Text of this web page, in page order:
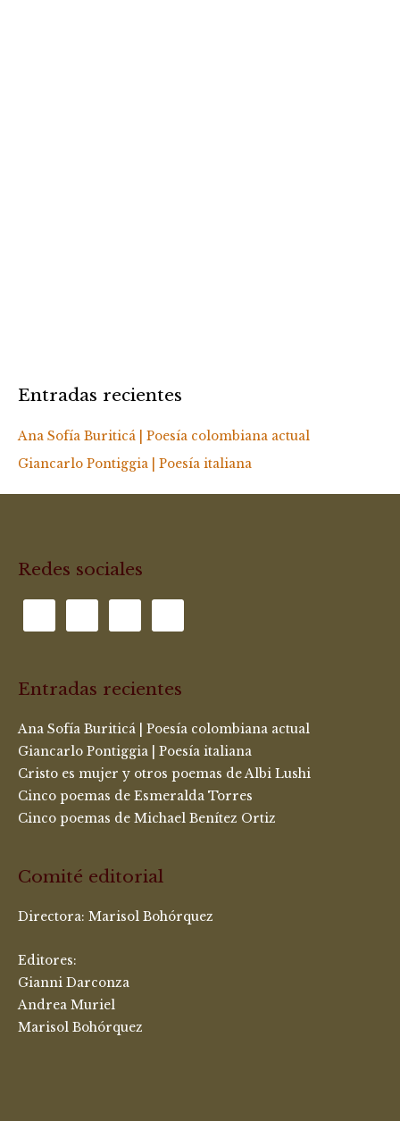
Entradas recientes
Ana Sofía Buriticá | Poesía colombiana actual
Giancarlo Pontiggia | Poesía italiana
Redes sociales
Entradas recientes
Ana Sofía Buriticá | Poesía colombiana actual
Giancarlo Pontiggia | Poesía italiana
Cristo es mujer y otros poemas de Albi Lushi
Cinco poemas de Esmeralda Torres
Cinco poemas de Michael Benítez Ortiz
Comité editorial
Directora: Marisol Bohórquez
Editores:
Gianni Darconza
Andrea Muriel
Marisol Bohórquez